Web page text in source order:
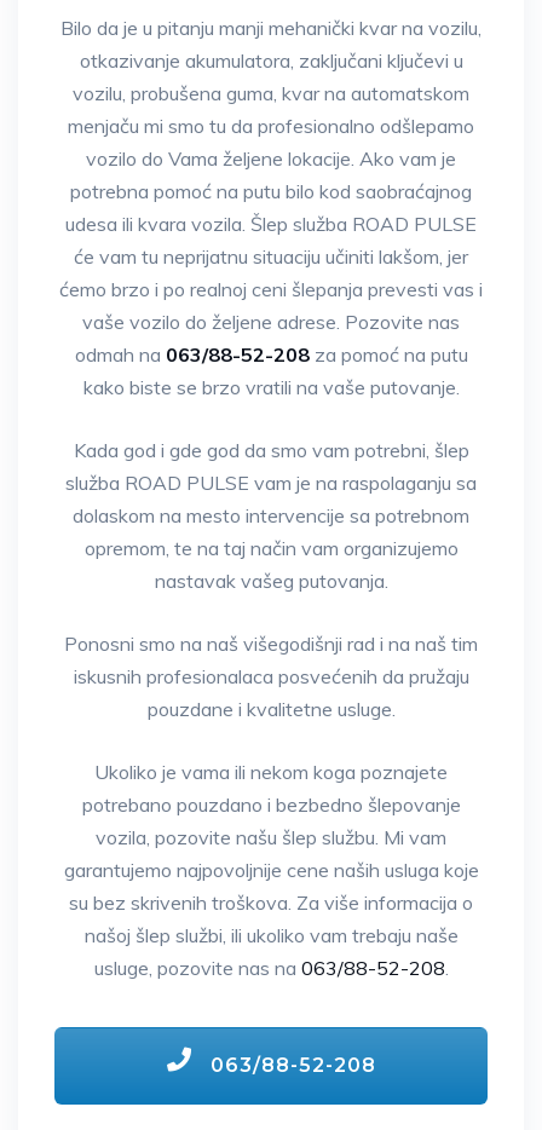
Bilo da je u pitanju manji mehanički kvar na vozilu,
otkazivanje akumulatora, zaključani ključevi u
vozilu, probušena guma, kvar na automatskom
menjaču mi smo tu da profesionalno odšlepamo
vozilo do Vama željene lokacije. Ako vam je
potrebna pomoć na putu bilo kod saobraćajnog
udesa ili kvara vozila. Šlep služba ROAD PULSE
će vam tu neprijatnu situaciju učiniti lakšom, jer
ćemo brzo i po realnoj ceni šlepanja prevesti vas i
vaše vozilo do željene adrese. Pozovite nas
odmah na 063/88-52-208za pomoć na putu
kako biste se brzo vratili na vaše putovanje.
Kada god i gde god da smo vam potrebni, šlep
služba ROAD PULSE vam je na raspolaganju sa
dolaskom na mesto intervencije sa potrebnom
opremom, te na taj način vam organizujemo
nastavak vašeg putovanja.
Ponosni smo na naš višegodišnji rad i na naš tim
iskusnih profesionalaca posvećenih da pružaju
pouzdane i kvalitetne usluge.
Ukoliko je vama ili nekom koga poznajete
potrebano pouzdano i bezbedno šlepovanje
vozila, pozovite našu šlep službu. Mi vam
garantujemo najpovoljnije cene naših usluga koje
su bez skrivenih troškova. Za više informacija o
našoj šlep službi, ili ukoliko vam trebaju naše
usluge, pozovite nas na 063/88-52-208.
063/88-52-208